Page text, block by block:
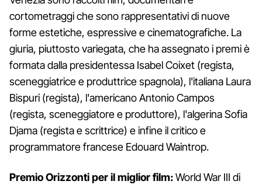
cortometraggi che sono rappresentativi di nuove
forme estetiche, espressive e cinematografiche. La
giuria, piuttosto variegata, che ha assegnato i premi è
formata dalla presidentessa Isabel Coixet (regista,
sceneggiatrice e produttrice spagnola), l'italiana Laura
Bispuri (regista), l'americano Antonio Campos
(regista, sceneggiatore e produttore), l'algerina Sofia
Djama (regista e scrittrice) e infine il critico e
programmatore francese Edouard Waintrop.
Premio Orizzonti per il miglior film:World War III di